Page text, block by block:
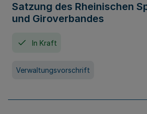
Satzung des Rheinischen
und Giroverbandes
In Kraft
Verwaltungsvorschrift